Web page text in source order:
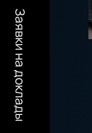
Заявки на доклады